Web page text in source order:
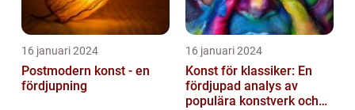
16 januari 2024
Postmodern konst - en
fördjupning
16 januari 2024
Konst för klassiker: En
fördjupad analys av
populära konstverk och